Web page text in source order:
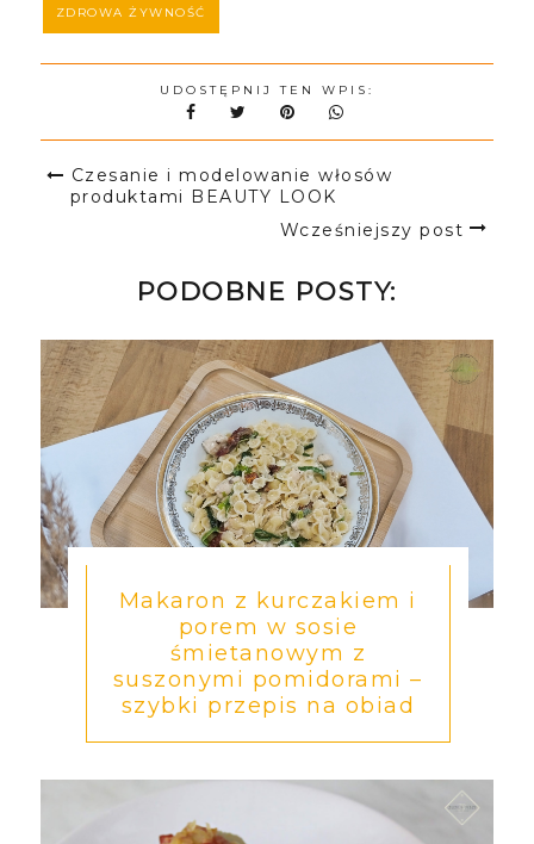
ZDROWA ŻYWNOŚĆ
UDOSTĘPNIJ TEN WPIS:
Czesanie i modelowanie włosów
produktami BEAUTY LOOK
Wcześniejszy post
PODOBNE POSTY:
Makaron z kurczakiem i
porem w sosie
śmietanowym z
suszonymi pomidorami –
szybki przepis na obiad